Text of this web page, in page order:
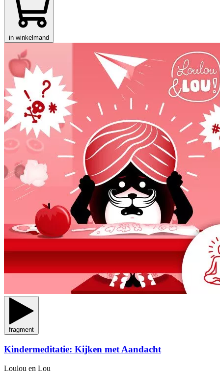
in winkelmand
fragment
Kindermeditatie: Kijken met Aandacht
Loulou en Lou